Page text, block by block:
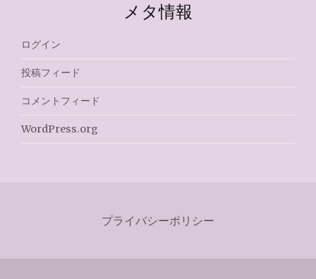
メタ情報
ログイン
投稿フィード
コメントフィード
WordPress.org
プライバシーポリシー